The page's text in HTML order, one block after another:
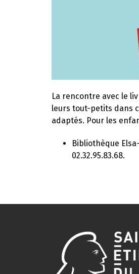
La rencontre avec le
leurs tout-petits dans
adaptés. Pour les
Bibliothèque
02.32.95.83.68.